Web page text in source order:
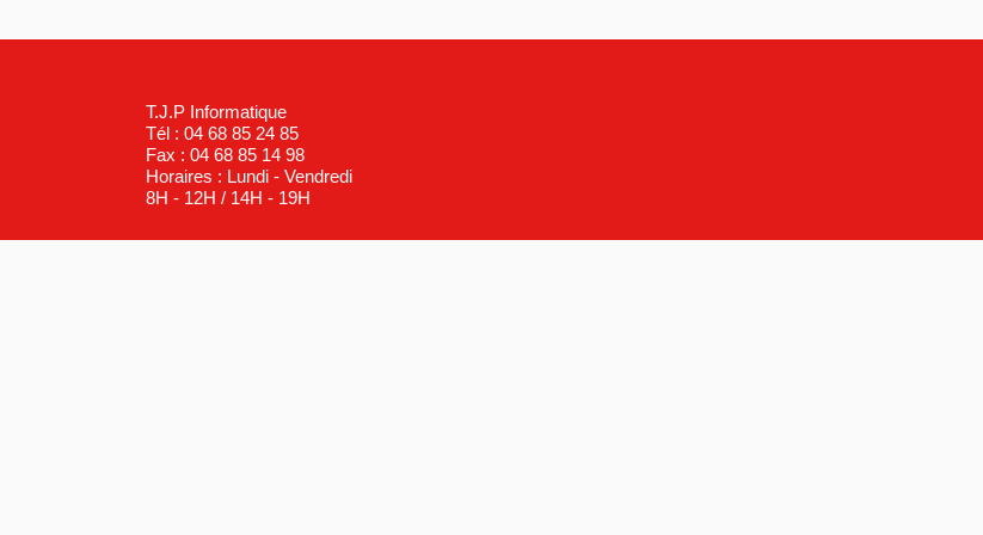
T.J.P Informatique
Tél : 04 68 85 24 85
Fax : 04 68 85 14 98
Horaires : Lundi - Vendredi
8H - 12H / 14H - 19H